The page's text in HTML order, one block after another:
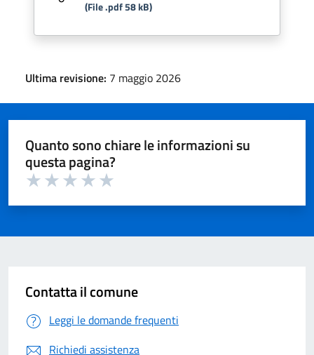
(File .pdf 58 kB)
Ultima revisione: 7 maggio 2026
Quanto sono chiare le informazioni su
questa pagina?
Contatta il comune
Leggi le domande frequenti
Richiedi assistenza